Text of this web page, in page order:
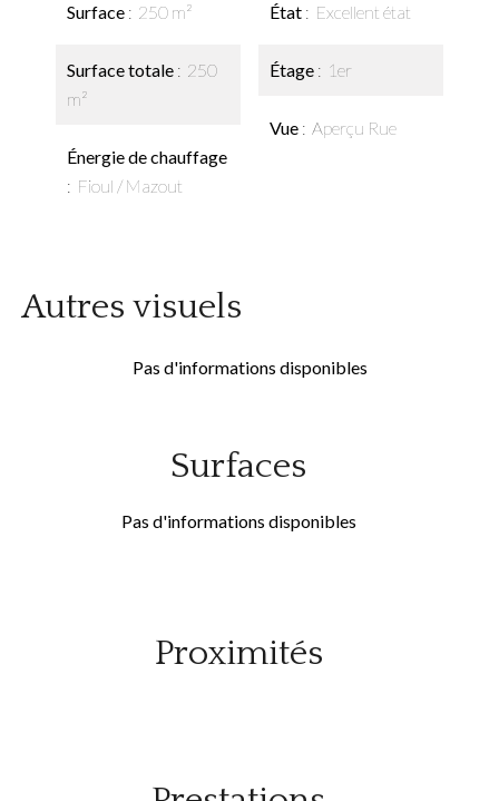
Surface 250 m²
Surface totale
250
m²
Énergie de chauffage
Fioul / Mazout
État Excellent état
Étage 1er
Vue Aperçu Rue
Autres visuels
Pas d'informations disponibles
Surfaces
Pas d'informations disponibles
Proximités